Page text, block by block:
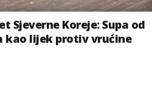
Sjeverne Koreje: Supa od
kao lijek protiv vrućine
Energetski
niskog